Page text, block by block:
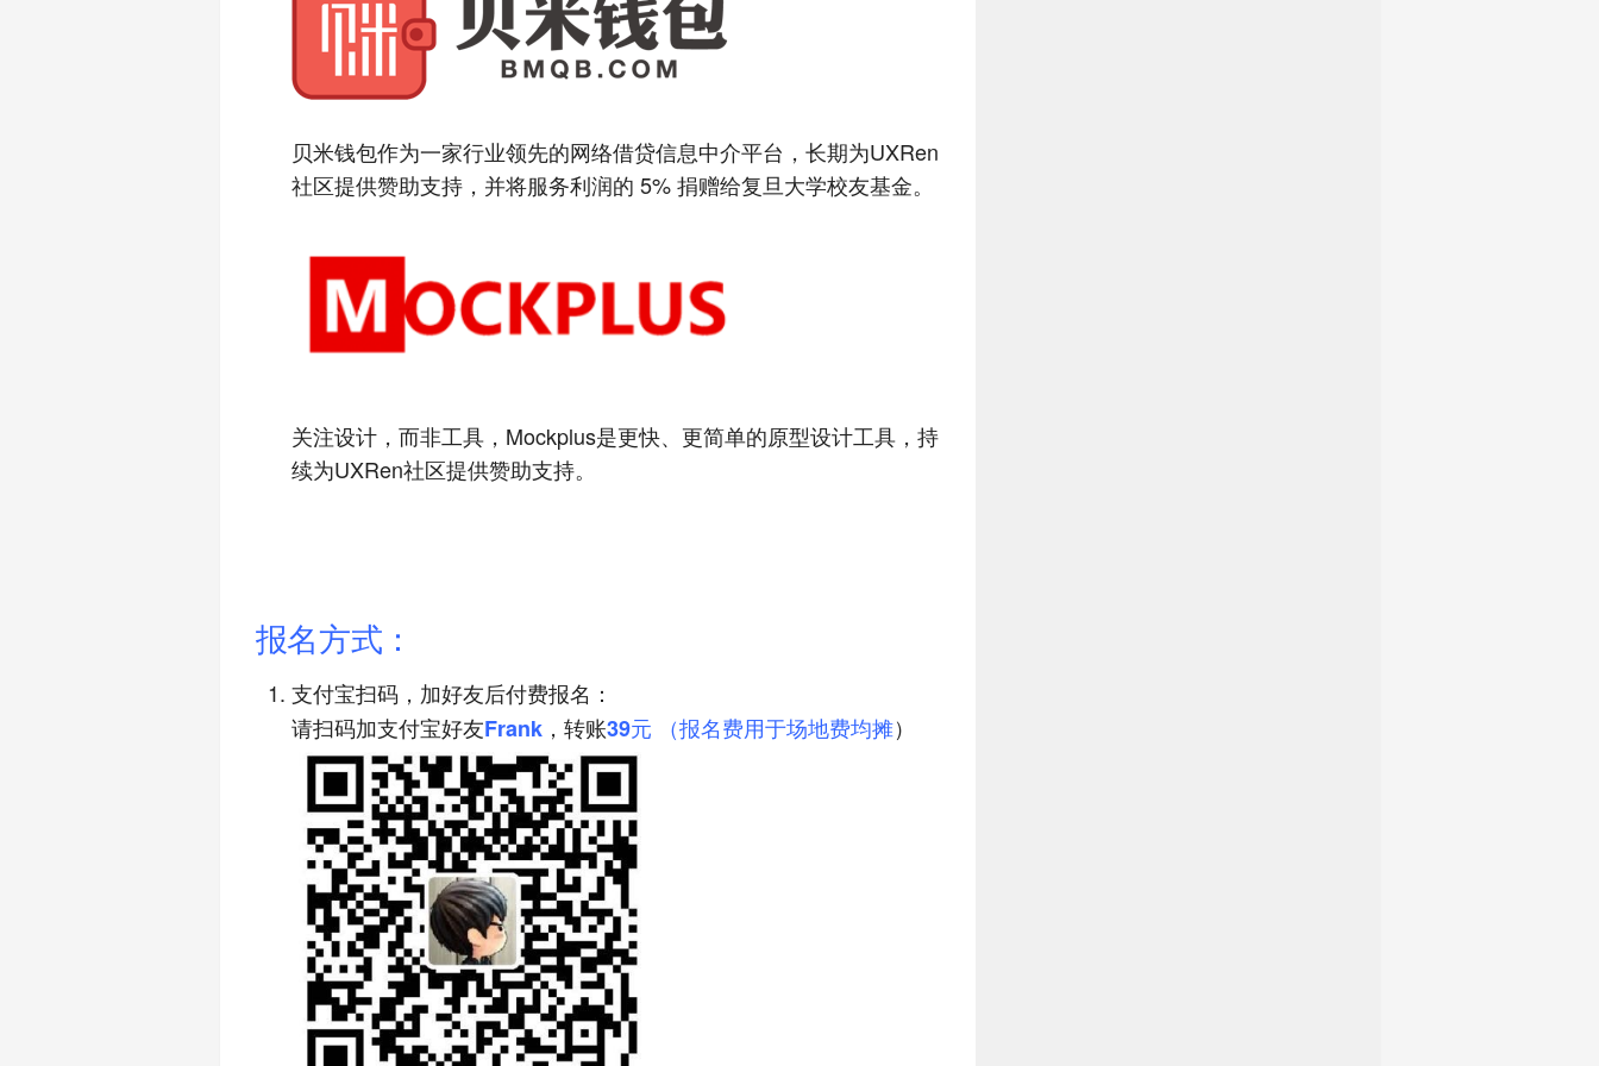
贝米钱包作为一家行业领先的网络借贷信息中介平台，长期为UXRen
社区提供赞助支持，并将服务利润的 5% 捐赠给复旦大学校友基金。
关注设计，而非工具，Mockplus是更快、更简单的原型设计工具，持
续为UXRen社区提供赞助支持。
报名方式：
支付宝扫码，加好友后付费报名：
请扫码加支付宝好友Frank，转账39元 （报名费用于场地费均摊）